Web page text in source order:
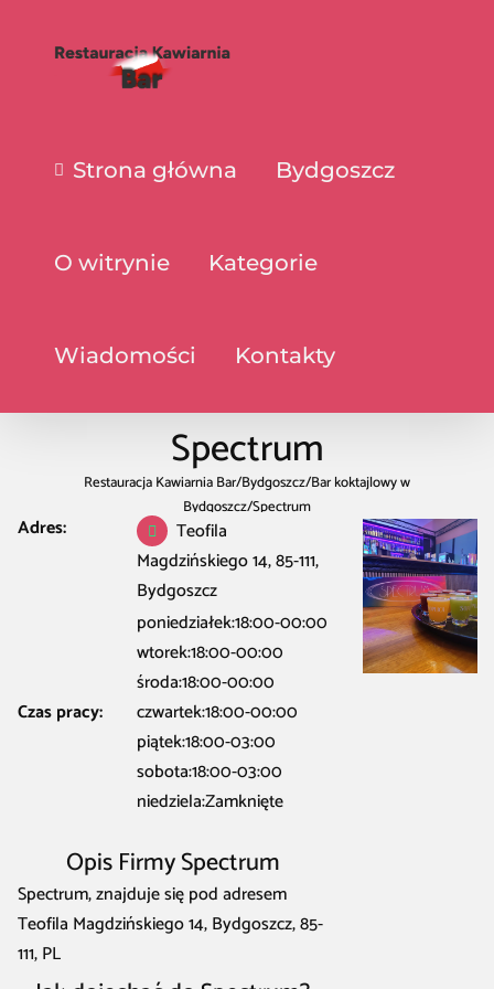
Strona główna Bydgoszcz
O witrynie Kategorie
Wiadomości Kontakty
Spectrum
Restauracja Kawiarnia Bar/Bydgoszcz/Bar koktajlowy w
Bydgoszcz/Spectrum
Adres:
Teofila
Magdzińskiego 14, 85-111,
Bydgoszcz
Czas pracy:
poniedziałek:18:00-00:00
wtorek:18:00-00:00
środa:18:00-00:00
czwartek:18:00-00:00
piątek:18:00-03:00
sobota:18:00-03:00
niedziela:Zamknięte
Opis Firmy Spectrum
Spectrum, znajduje się pod adresem
Teofila Magdzińskiego 14, Bydgoszcz, 85-
111, PL